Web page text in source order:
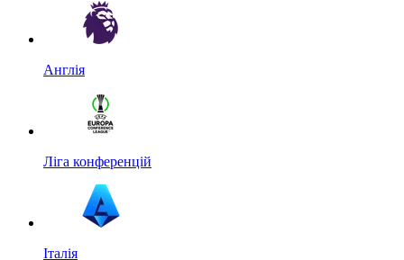
Англія
Ліга конференцій
Італія